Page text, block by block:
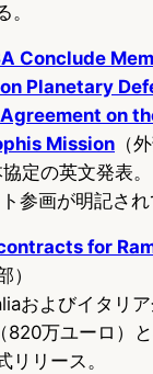
Conclude
Planetary
on
Mission （
定の英文発表
参画が明記され
for
）
およびイタリ
万ユーロ）
リリース。